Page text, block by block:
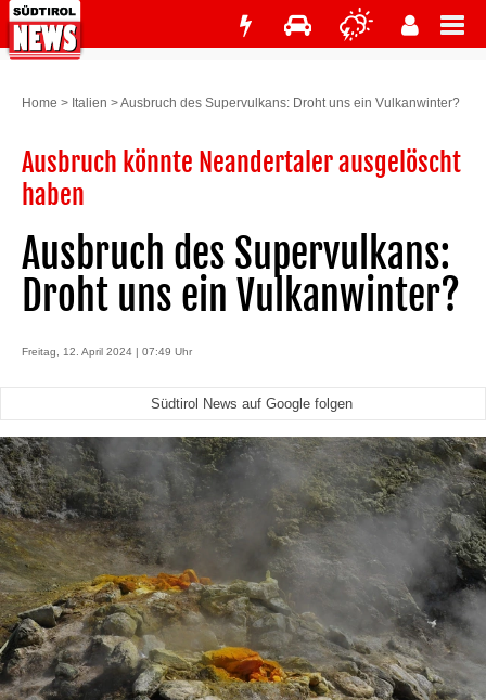
Home > Italien >Ausbruch des Supervulkans: Droht uns ein Vulkanwinter?
Ausbruch könnte Neandertaler ausgelöscht
haben
Ausbruch des Supervulkans:
Droht uns ein Vulkanwinter?
Freitag, 12. April 2024 | 07:49 Uhr
Südtirol News auf Google folgen